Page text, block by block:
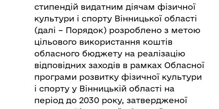
стипендій видатним діячам фізичної
культури і спорту Вінницької області
(далі – Порядок) розроблено з метою
цільового використання коштів
обласного бюджету на реалізацію
відповідних заходів в рамках Обласної
програми розвитку фізичної культури
і спорту у Вінницькій області на
період до 2030 року, затвердженої